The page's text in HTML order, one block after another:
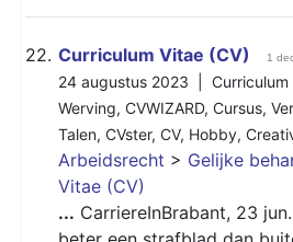
22. Curriculum Vitae (CV) 1
24 augustus 2023 | Curriculum
Werving, CVWIZARD, Cursus,
Talen, CVster, CV, Hobby,
Arbeidsrecht > Gelijke
Vitae (CV)
... CarriereInBrabant, 23